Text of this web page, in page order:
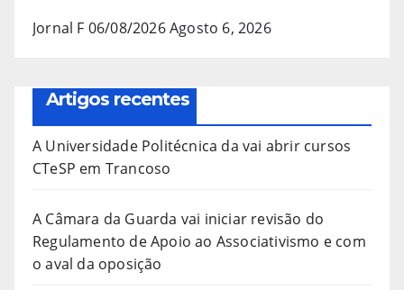
Jornal F 06/08/2026Agosto 6, 2026
Artigos recentes
A Universidade Politécnica da vai abrir cursos
CTeSP em Trancoso
A Câmara da Guarda vai iniciar revisão do
Regulamento de Apoio ao Associativismo e com
o aval da oposição